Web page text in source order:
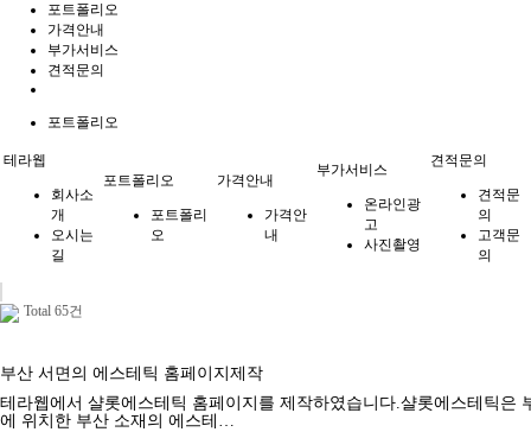
포트폴리오
가격안내
부가서비스
견적문의
포트폴리오
테라웹
회사소
개
오시는
길
포트폴리오
포트폴리
오
가격안내
가격안
내
부가서비스
온라인광
고
사진촬영
견적문의
견적문
의
고객문
의
Total 65건
부산 서면의 에스테틱 홈페이지제작
테라웹에서 샬롯에스테틱 홈페이지를 제작하였습니다.샬롯에스테틱은
에 위치한 부산 소재의 에스테…